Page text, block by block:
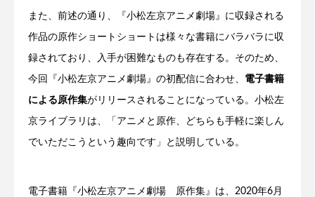
また、前述の通り、『小松左京アニメ劇場』に収録される
作品の原作ショートショートは様々な書籍にバラバラに収
録されており、入手が困難なものも存在する。そのため、
今回『小松左京アニメ劇場』の初配信に合わせ、 電子書籍
による原作集がリリースされることになっている。小松左
京ライブラリは、「アニメと原作、どちらも手軽に楽しん
でいただこうという趣向です」と説明している。
電子書籍『小松左京アニメ劇場 原作集』は、2020年6月